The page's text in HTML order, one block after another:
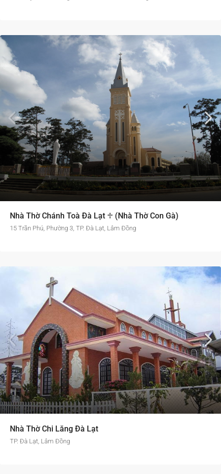
Nhà Thờ Chánh Toà Đà Lạt ♱ (Nhà Thờ Con Gà)
15 Trần Phú, Phường 3, TP. Đà Lạt, Lâm Đồng
Nhà Thờ Chi Lăng Đà Lạt
TP. Đà Lạt, Lâm Đồng